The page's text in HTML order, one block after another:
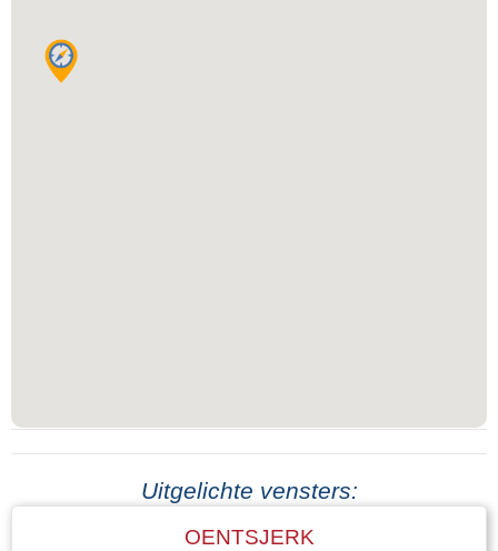
Uitgelichte vensters:
OENTSJERK